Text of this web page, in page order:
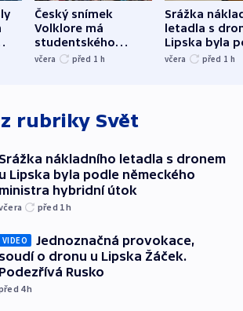
Český snímek
Volklore má
studentského
Oscara, zabojuje o
včera před 1 h
Srážka
letadla s
Lipska byla
německého
včera před 1 h
rubriky Svět
Srážka nákladního letadla s dronem
u Lipska byla podle německého
ministra hybridní útok
před 1h
VIDEO
Jednoznačná provokace,
soudí o dronu u Lipska Žáček.
Podezřívá Rusko
4h